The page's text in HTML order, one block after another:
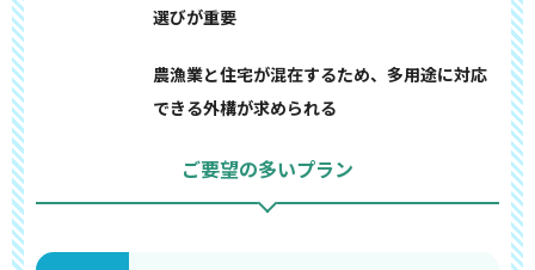
選びが重要
農漁業と住宅が混在するため、多用途に対応
できる外構が求められる
ご要望の多いプラン